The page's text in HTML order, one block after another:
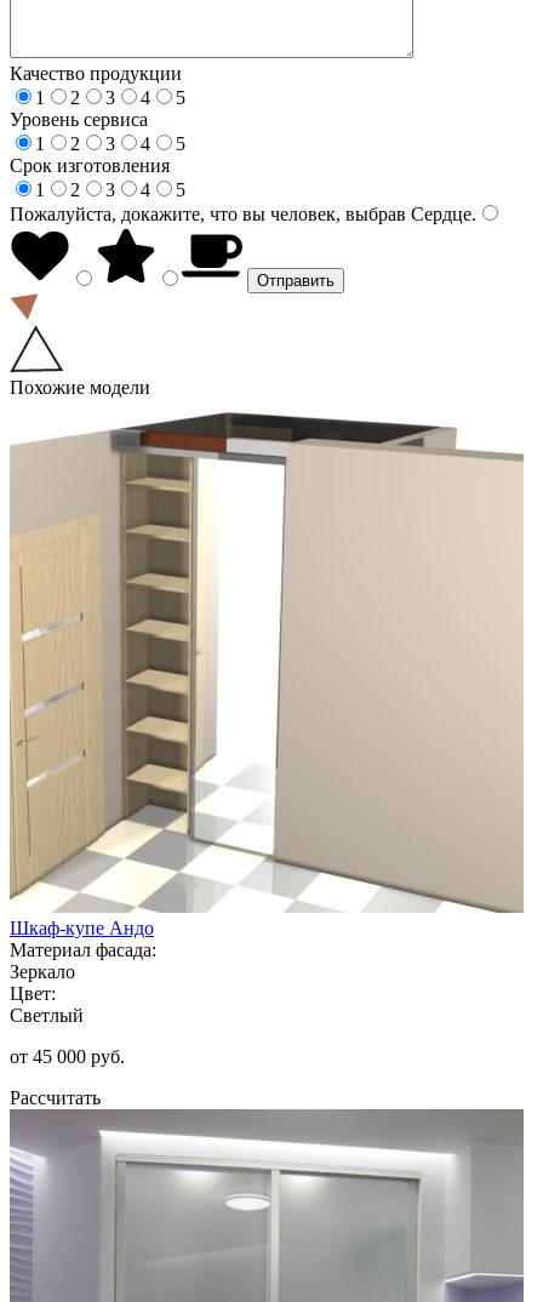
Качество продукции
1
2 3 4
5
Уровень сервиса
1
2 3 4
5
Срок изготовления
1
2 3 4
5
Пожалуйста, докажите, что вы человек, выбрав Сердце.
Похожие модели
Шкаф-купе Андо
Материал фасада:
Зеркало
Цвет:
Светлый
от 45 000 руб.
Рассчитать